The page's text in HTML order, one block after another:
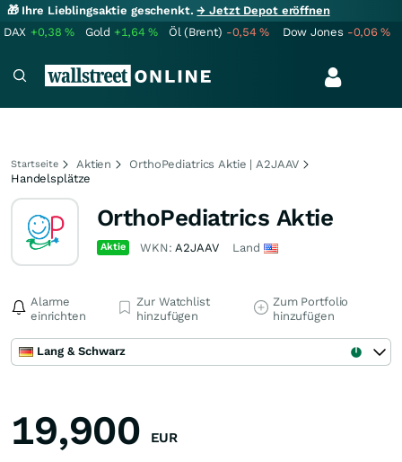
🎁 Ihre Lieblingsaktie geschenkt.→ Jetzt Depot eröffnen
DAX +0,38% Gold +1,64% Öl (Brent) -0,54% Dow Jones -0,06%
Startseite Aktien
OrthoPediatrics Aktie | A2JAAV
Handelsplätze
OrthoPediatrics Aktie
Aktie WKN:A2JAAV Land
Alarme
einrichten
Zur Watchlist
hinzufügen
Zum Portfolio
hinzufügen
Lang & Schwarz
19,900 EUR